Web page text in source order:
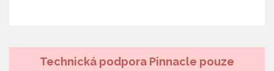
Technická podpora Pinnacle pouze